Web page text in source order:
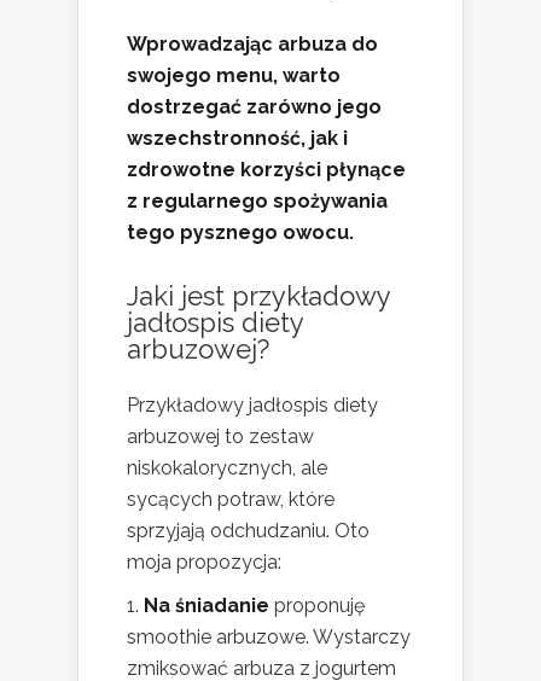
Wprowadzając arbuza do
swojego menu, warto
dostrzegać zarówno jego
wszechstronność, jak i
zdrowotne korzyści płynące
z regularnego spożywania
tego pysznego owocu.
Jaki jest przykładowy
jadłospis diety
arbuzowej?
Przykładowy jadłospis diety
arbuzowej to zestaw
niskokalorycznych, ale
sycących potraw, które
sprzyjają odchudzaniu. Oto
moja propozycja:
Na śniadanie proponuję
smoothie arbuzowe. Wystarczy
zmiksować arbuza z jogurtem